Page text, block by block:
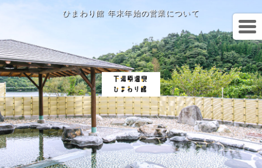
ひまわり館 年末年始の営業について